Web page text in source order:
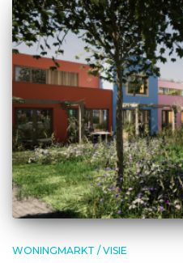
WONINGMARKT / VISIE